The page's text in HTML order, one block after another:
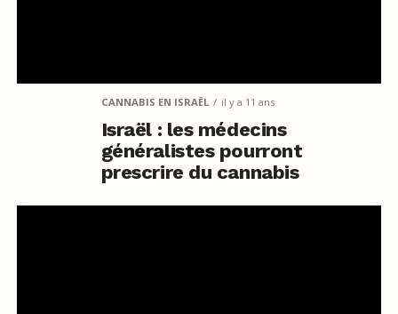
CANNABIS EN ISRAËL il y a 11 ans
Israël : les médecins
généralistes pourront
prescrire du cannabis